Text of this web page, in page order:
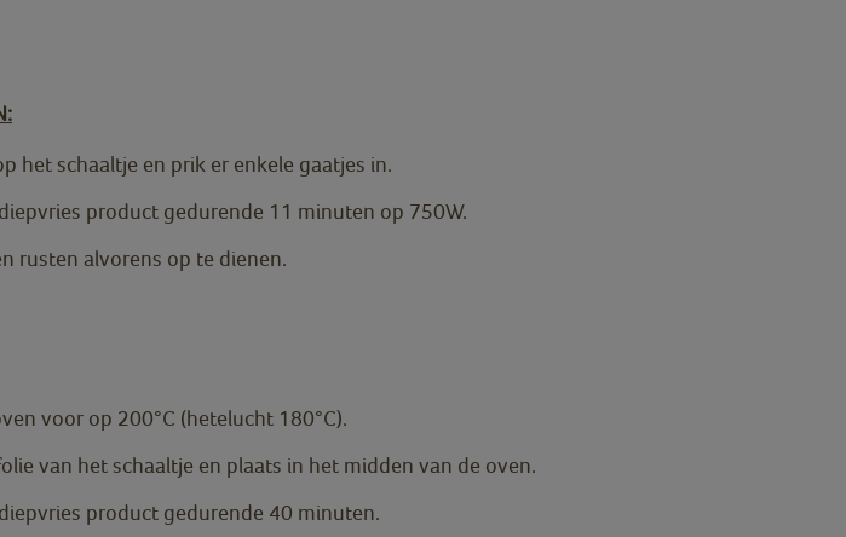
het schaaltje en prik er enkele gaatjes in.
product gedurende 11 minuten op 750W.
rusten alvorens op te dienen.
voor op 200°C (hetelucht 180°C).
van het schaaltje en plaats in het midden van de oven.
product gedurende 40 minuten.